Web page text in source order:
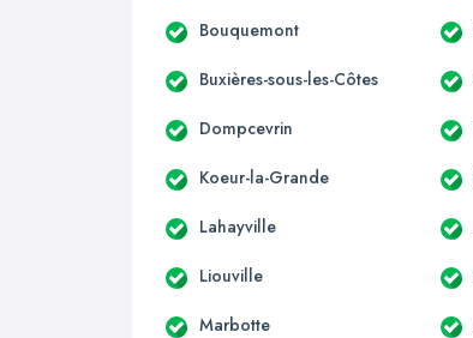
Bouquemont
Buxières-sous-les-Côtes
Dompcevrin
Koeur-la-Grande
Lahayville
Liouville
Marbotte